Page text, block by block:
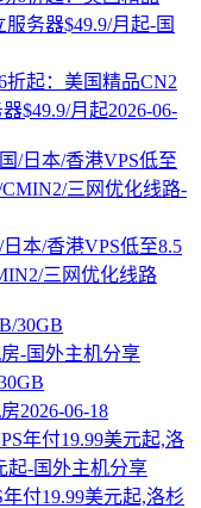
折起：美国精品CN2
$49.9/月起2026-06-
本/香港VPS低至8.5
三网优化线路
2026-06-18
付19.99美元起,洛杉